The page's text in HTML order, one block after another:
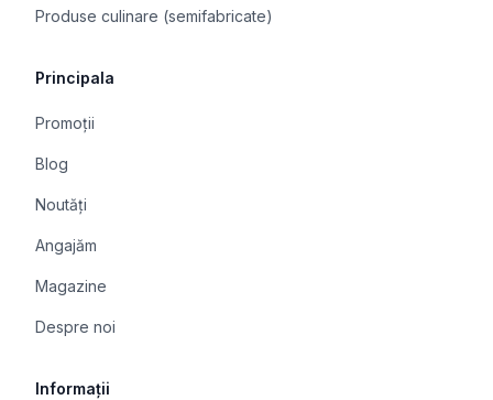
Produse culinare (semifabricate)
Principala
Promoții
Blog
Noutăți
Angajăm
Magazine
Despre noi
Informații